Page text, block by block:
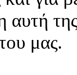
μας.